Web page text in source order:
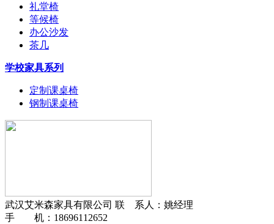
礼堂椅
等候椅
办公沙发
茶几
学校家具系列
定制课桌椅
钢制课桌椅
武汉艾米森家具有限公司 联 系人：姚经理
手 机：18696112652